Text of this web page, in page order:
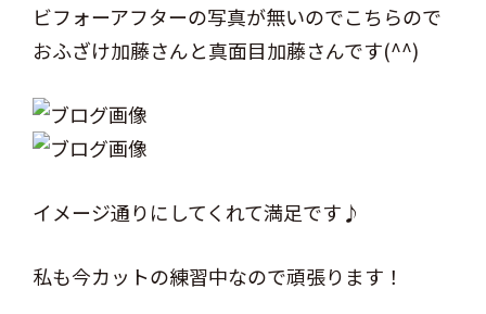
ビフォーアフターの写真が無いのでこちらので
おふざけ加藤さんと真面目加藤さんです(^^)
イメージ通りにしてくれて満足です♪
私も今カットの練習中なので頑張ります！